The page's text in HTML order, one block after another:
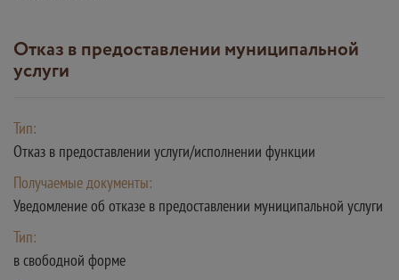
Отказ в предоставлении муниципальной
услуги
Тип:
Отказ в предоставлении услуги/исполнении функции
Получаемые документы:
Уведомление об отказе в предоставлении муниципальной услуги
Тип:
в свободной форме